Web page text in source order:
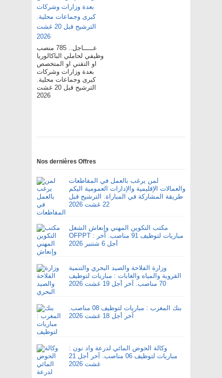
عـــــاجل.. 785 منصب
وظيفي لحاملي الباكالوريا
او التقني او المتخصص
بعدة وزارات وشركات
كبرى وجماعات محلية.
الترشيح قبل 20 غشت
2026
Nos dernières Offres
لمن يرغب بالعمل في المقاطعات
والعمالات الإقليمية والإدارات العمومية اليكم
طريقة المشاركة في المباراة. الترشيح قبل
22 غشت 2026
مكتب التكوين المهني وإنعاش الشغل
OFPPT : مباريات لتوظيف 91 مناصب. آخر
أجل 6 شتنبر 2026
وزارة الفلاحة والصيد البحري والتنمية
القروية والمياه والغابات : مباريات لتوظيف
70 مناصب. آخر أجل 19 غشت 2026
بنك المغرب : مباريات لتوظيف 08 مناصب.
آخر أجل 18 غشت 2026
وكالة الحوض المائي لدرعة واد نون :
مباريات لتوظيف 06 مناصب. آخر أجل 21
غشت 2026